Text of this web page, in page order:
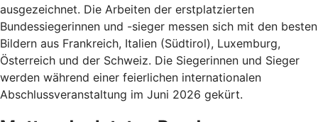
ausgezeichnet. Die Arbeiten der erstplatzierten
Bundessiegerinnen und -sieger messen sich mit den besten
Bildern aus Frankreich, Italien (Südtirol), Luxemburg,
Österreich und der Schweiz. Die Siegerinnen und Sieger
werden während einer feierlichen internationalen
Abschlussveranstaltung im Juni 2026 gekürt.